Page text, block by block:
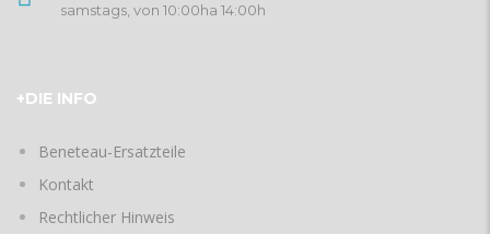
samstags, von 10:00ha 14:00h
+DIE INFO
Beneteau-Ersatzteile
Kontakt
Rechtlicher Hinweis